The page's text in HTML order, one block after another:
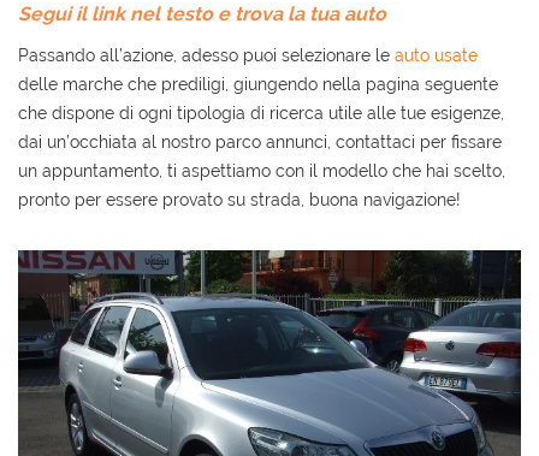
Segui il link nel testo e trova la tua auto
Passando all’azione, adesso puoi selezionare le auto usate
delle marche che prediligi, giungendo nella pagina seguente
che dispone di ogni tipologia di ricerca utile alle tue esigenze,
dai un’occhiata al nostro parco annunci, contattaci per fissare
un appuntamento, ti aspettiamo con il modello che hai scelto,
pronto per essere provato su strada, buona navigazione!